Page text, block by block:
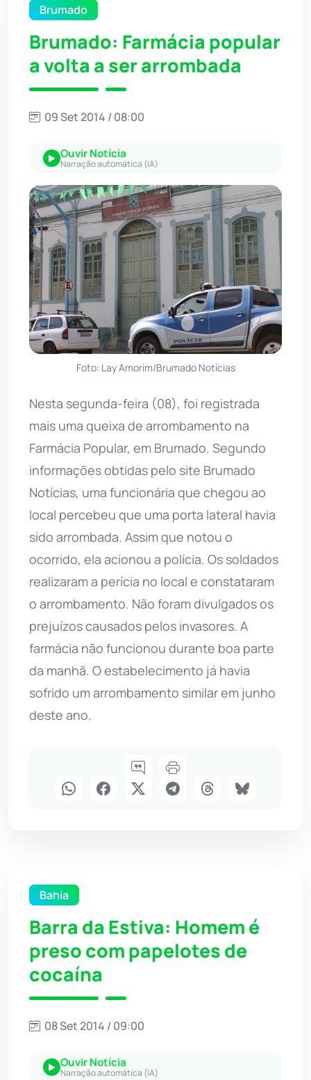
Brumado
Brumado: Farmácia popular
a volta a ser arrombada
09 Set 2014 / 08:00
Ouvir Notícia
Narração automática (IA)
Foto: Lay Amorim/Brumado Notícias
Nesta segunda-feira (08), foi registrada
mais uma queixa de arrombamento na
Farmácia Popular, em Brumado. Segundo
informações obtidas pelo site Brumado
Notícias, uma funcionária que chegou ao
local percebeu que uma porta lateral havia
sido arrombada. Assim que notou o
ocorrido, ela acionou a polícia. Os soldados
realizaram a perícia no local e constataram
o arrombamento. Não foram divulgados os
prejuízos causados pelos invasores. A
farmácia não funcionou durante boa parte
da manhã. O estabelecimento já havia
sofrido um arrombamento similar em junho
deste ano.
Bahia
Barra da Estiva: Homem é
preso com papelotes de
cocaína
08 Set 2014 / 09:00
Ouvir Notícia
Narração automática (IA)